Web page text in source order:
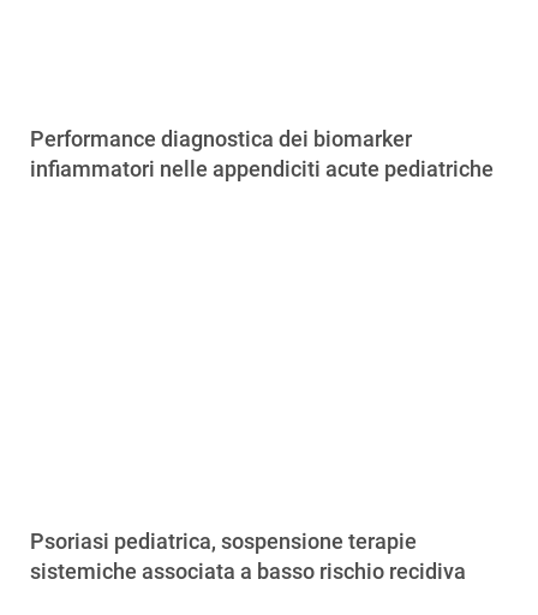
Performance diagnostica dei biomarker
infiammatori nelle appendiciti acute pediatriche
Psoriasi pediatrica, sospensione terapie
sistemiche associata a basso rischio recidiva